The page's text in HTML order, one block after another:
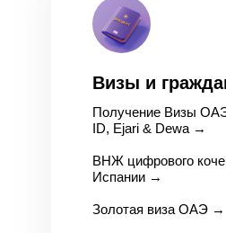
Визы и
Получение Визы
ID, Ejari & Dewa →
ВНЖ цифрового
Испании →
Золотая виза ОАЭ →